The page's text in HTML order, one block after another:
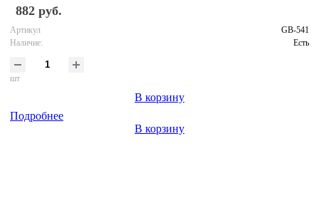
882 руб.
Артикул
GB-541
Наличие:
Есть
шт
В корзину
Подробнее
В корзину